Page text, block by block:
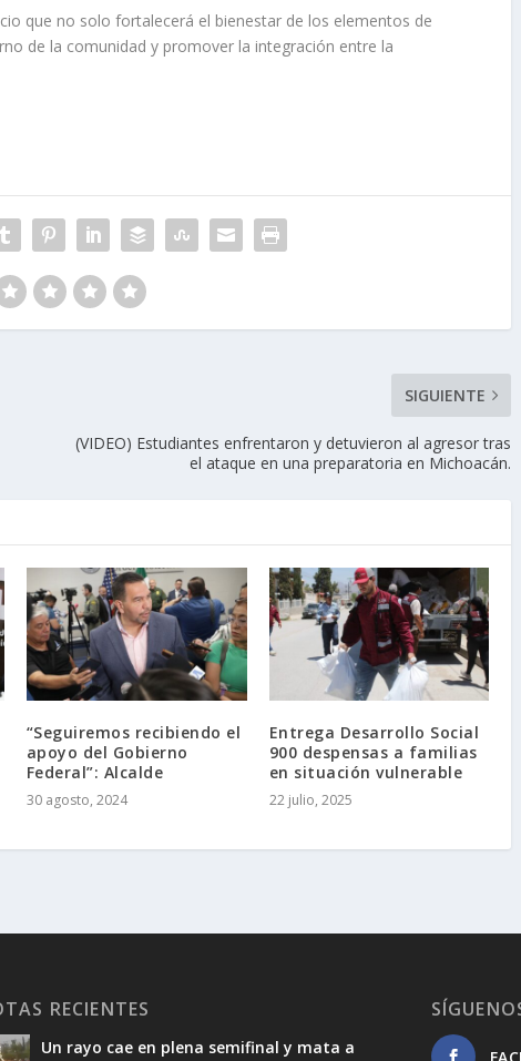
que no solo fortalecerá el bienestar de los elementos de
de la comunidad y promover la integración entre la
SIGUIENTE
(VIDEO) Estudiantes enfrentaron y detuvieron al agresor tras
el ataque en una preparatoria en Michoacán.
“Seguiremos recibiendo el
apoyo del Gobierno
Federal”: Alcalde
30 agosto, 2024
Entrega Desarrollo Social
900 despensas a familias
en situación vulnerable
22 julio, 2025
RECIENTES
Un rayo cae en plena semifinal y mata a